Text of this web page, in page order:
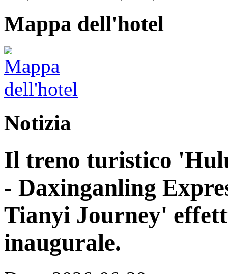
Mappa dell'hotel
Notizia
Il treno turistico
- Daxinganling
Tianyi Journey'
inaugurale.